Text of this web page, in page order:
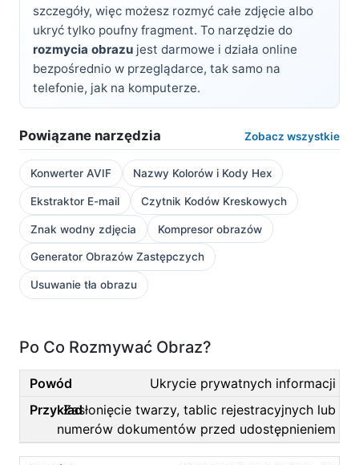
szczegóły, więc możesz rozmyć całe zdjęcie albo
ukryć tylko poufny fragment. To narzędzie do
rozmycia obrazu jest darmowe i działa online
bezpośrednio w przeglądarce, tak samo na
telefonie, jak na komputerze.
Powiązane narzędzia Zobacz wszystkie
Konwerter AVIF Nazwy Kolorów i Kody Hex
Ekstraktor E-mail Czytnik Kodów Kreskowych
Znak wodny zdjęcia Kompresor obrazów
Generator Obrazów Zastępczych
Usuwanie tła obrazu
Po Co Rozmywać Obraz?
Ukrycie prywatnych informacji
Zasłonięcie twarzy, tablic rejestracyjnych lub
numerów dokumentów przed udostępnieniem